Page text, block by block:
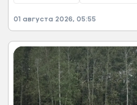
01 августа 2026, 05:55